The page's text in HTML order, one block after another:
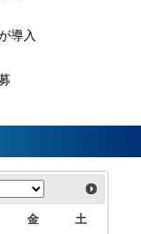
導入
金 土